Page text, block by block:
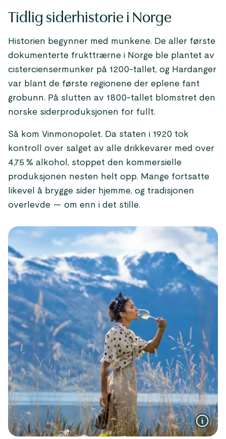
Tidlig siderhistorie i Norge
Historien begynner med munkene. De aller første
dokumenterte frukttrærne i Norge ble plantet av
cisterciensermunker på 1200-tallet, og Hardanger
var blant de første regionene der eplene fant
grobunn. På slutten av 1800-tallet blomstret den
norske siderproduksjonen for fullt.
Så kom Vinmonopolet. Da staten i 1920 tok
kontroll over salget av alle drikkevarer med over
4,75 % alkohol, stoppet den kommersielle
produksjonen nesten helt opp. Mange fortsatte
likevel å brygge sider hjemme, og tradisjonen
overlevde — om enn i det stille.